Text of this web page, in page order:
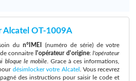
Alcatel OT-1009A
du n°IMEI
(numéro de série) de votre
connaitre l'opérateur d'origine:l'opérateur
bloque le mobile. Grace à ces informations,
désimlocker votre Alcatel
. Vous recevrez
des instructions pour saisir le code et